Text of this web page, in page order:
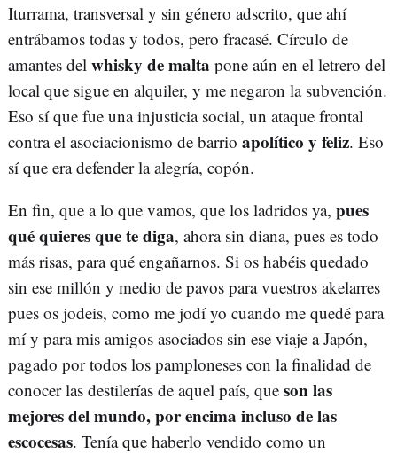
Iturrama, transversal y sin género adscrito, que ahí
entrábamos todas y todos, pero fracasé. Círculo de
amantes del whisky de malta pone aún en el letrero del
local que sigue en alquiler, y me negaron la subvención.
Eso sí que fue una injusticia social, un ataque frontal
contra el asociacionismo de barrio apolítico y feliz. Eso
sí que era defender la alegría, copón.
En fin, que a lo que vamos, que los ladridos ya, pues
qué quieres que te diga, ahora sin diana, pues es todo
más risas, para qué engañarnos. Si os habéis quedado
sin ese millón y medio de pavos para vuestros akelarres
pues os jodeis, como me jodí yo cuando me quedé para
mí y para mis amigos asociados sin ese viaje a Japón,
pagado por todos los pamploneses con la finalidad de
conocer las destilerías de aquel país, que son las
mejores del mundo, por encima incluso de las
escocesas. Tenía que haberlo vendido como un